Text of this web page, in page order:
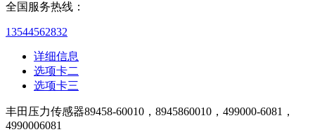
全国服务热线：
13544562832
详细信息
选项卡二
选项卡三
丰田压力传感器89458-60010，8945860010，499000-6081，
4990006081